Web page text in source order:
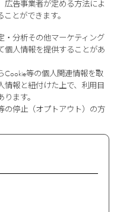
広告事業者が定める方法によ
とができます。
・分析その他マーケティング
個人情報を提供することがあ
等の個人関連情報を取
情報と紐付けた上で、利用目
ます。
の停止（オプトアウト）の方